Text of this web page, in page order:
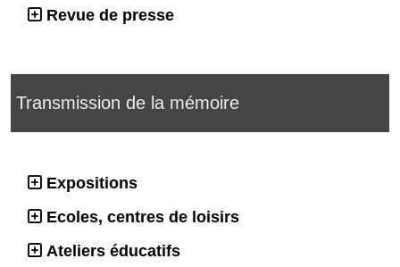
Revue de presse
Transmission de la mémoire
Expositions
Ecoles, centres de loisirs
Ateliers éducatifs